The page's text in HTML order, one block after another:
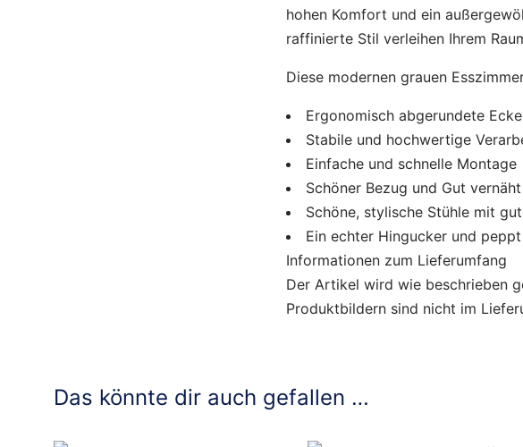
hohen Komfort und ein
raffinierte Stil verleihen Ihrem
Diese modernen grauen
Ergonomisch abgerundete
Stabile und hochwertige
Einfache und schnelle Montage
Schöner Bezug und Gut vernäht
Schöne, stylische Stühle mit
Ein echter Hingucker und
Informationen zum Lieferumfang
Der Artikel wird wie beschrieben
Produktbildern sind nicht im
Das könnte dir auch gefallen …